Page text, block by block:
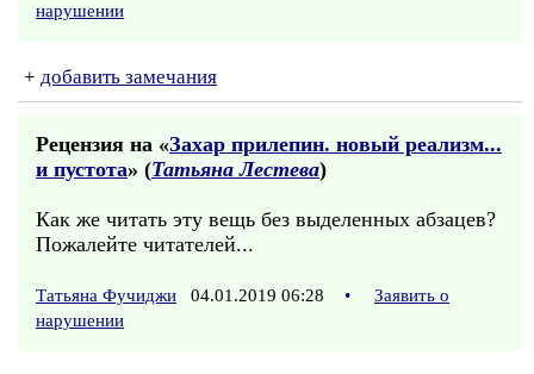
нарушении
+ добавить замечания
Рецензия на «Захар прилепин. новый реализм...
и пустота» (Татьяна Лестева)
Как же читать эту вещь без выделенных абзацев?
Пожалейте читателей...
Татьяна Фучиджи 04.01.2019 06:28 •
Заявить о
нарушении